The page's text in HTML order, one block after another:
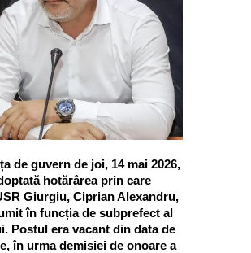
de guvern de joi, 14 mai 2026,
hotărârea prin care
Giurgiu, Ciprian Alexandru,
în funcția de subprefect al
Postul era vacant din data de
în urma demisiei de onoare a